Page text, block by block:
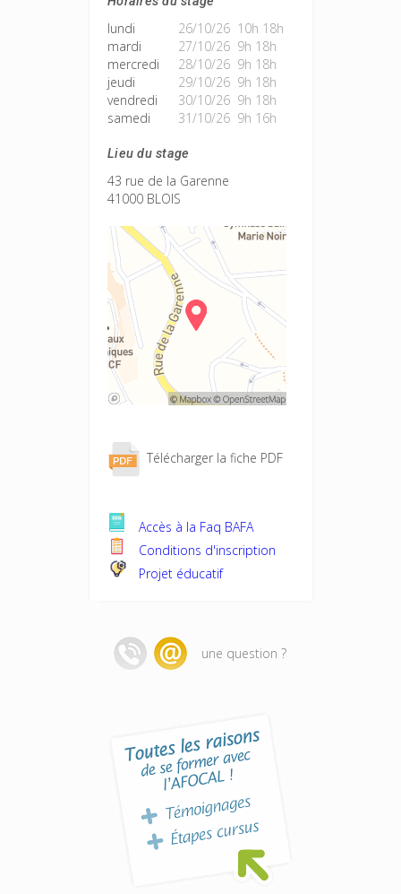
lundi
26/10/26 10h 18h
mardi
27/10/26 9h 18h
mercredi
28/10/26 9h 18h
jeudi
29/10/26 9h 18h
vendredi
30/10/26 9h 18h
samedi
31/10/26 9h 16h
Lieu du stage
43 rue de la Garenne
41000 BLOIS
Télécharger la fiche PDF
Accès à la Faq BAFA
Conditions d'inscription
Projet éducatif
une question ?